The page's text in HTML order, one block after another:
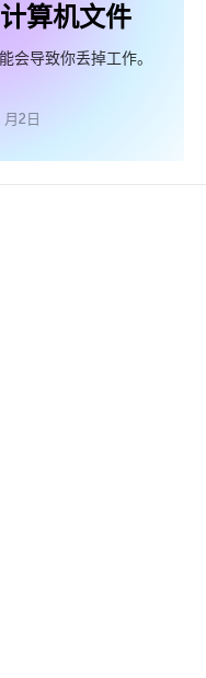
算机文件
会导致你丢掉工作。
2日